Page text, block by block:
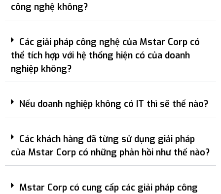
công nghệ không?
Các giải pháp công nghệ của Mstar Corp có
thể tích hợp với hệ thống hiện có của doanh
nghiệp không?
Nếu doanh nghiệp không có IT thì sẽ thế nào?
Các khách hàng đã từng sử dụng giải pháp
của Mstar Corp có những phản hồi như thế nào?
Mstar Corp có cung cấp các giải pháp công